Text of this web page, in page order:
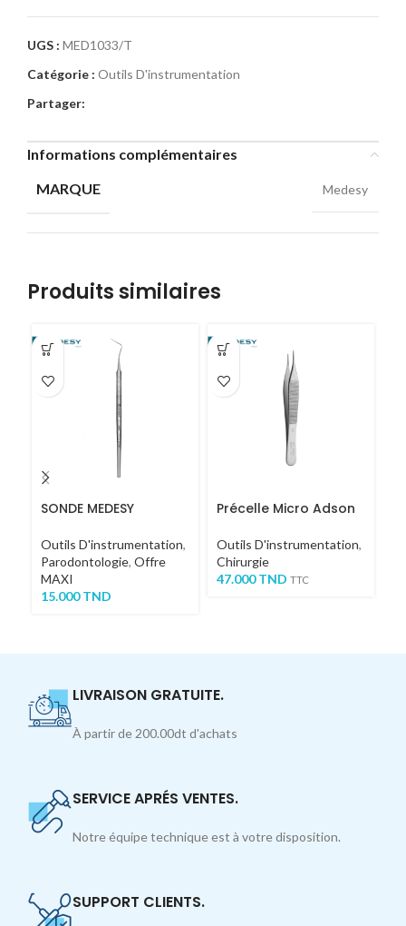
UGS : MED1033/T
Catégorie : Outils D'instrumentation
Partager:
Informations complémentaires
MARQUE
Medesy
Produits similaires
SONDE MEDESY
Outils D'instrumentation,
Parodontologie, Offre
MAXI
15.000TND
Précelle Micro Adson
Outils D'instrumentation,
Chirurgie
47.000TND TTC
LIVRAISON GRATUITE.
À partir de 200.00dt d'achats
SERVICE APRÉS VENTES.
Notre équipe technique est à votre disposition.
SUPPORT CLIENTS.